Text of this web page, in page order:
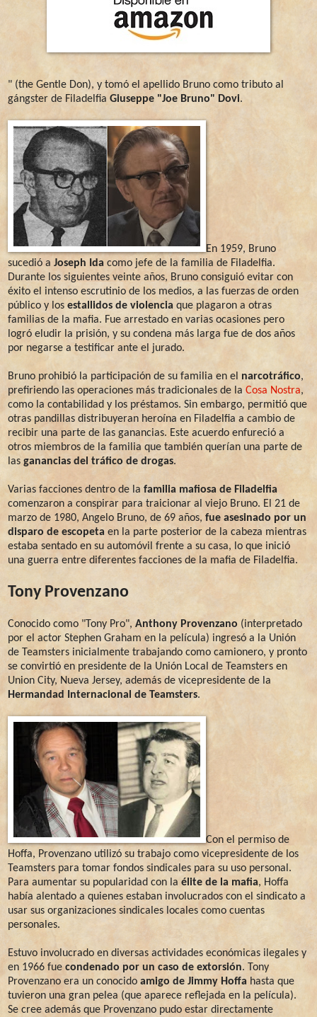
" (the Gentle Don), y tomó el apellido Bruno como tributo al
gángster de Filadelfia Giuseppe "Joe Bruno" Dovi.
En 1959, Bruno
sucedió a Joseph Ida como jefe de la familia de Filadelfia.
Durante los siguientes veinte años, Bruno consiguió evitar con
éxito el intenso escrutinio de los medios, a las fuerzas de orden
público y los estallidos de violencia que plagaron a otras
familias de la mafia. Fue arrestado en varias ocasiones pero
logró eludir la prisión, y su condena más larga fue de dos años
por negarse a testificar ante el jurado.
Bruno prohibió la participación de su familia en el narcotráfico,
prefiriendo las operaciones más tradicionales de laCosa Nostra,
como la contabilidad y los préstamos. Sin embargo, permitió que
otras pandillas distribuyeran heroína en Filadelfia a cambio de
recibir una parte de las ganancias. Este acuerdo enfureció a
otros miembros de la familia que también querían una parte de
lasganancias del tráfico de drogas.
Varias facciones dentro de la familia mafiosa de Filadelfia
comenzaron a conspirar para traicionar al viejo Bruno. El 21 de
marzo de 1980, Angelo Bruno, de 69 años, fue asesinado por un
disparo de escopeta en la parte posterior de la cabeza mientras
estaba sentado en su automóvil frente a su casa, lo que inició
una guerra entre diferentes facciones de la mafia de Filadelfia.
Tony Provenzano
Conocido como "Tony Pro", Anthony Provenzano (interpretado
por el actor Stephen Graham en la película) ingresó a la Unión
de Teamsters inicialmente trabajando como camionero, y pronto
se convirtió en presidente de la Unión Local de Teamsters en
Union City, Nueva Jersey, además de vicepresidente de la
Hermandad Internacional de Teamsters.
Con el permiso de
Hoffa, Provenzano utilizó su trabajo como vicepresidente de los
Teamsters para tomar fondos sindicales para su uso personal.
Para aumentar su popularidad con la élite de la mafia, Hoffa
había alentado a quienes estaban involucrados con el sindicato a
usar sus organizaciones sindicales locales como cuentas
personales.
Estuvo involucrado en diversas actividades económicas ilegales y
en 1966 fue condenado por un caso de extorsión. Tony
Provenzano era un conocido amigo de Jimmy Hoffa hasta que
tuvieron una gran pelea (que aparece reflejada en la película).
Se cree además que Provenzano pudo estar directamente